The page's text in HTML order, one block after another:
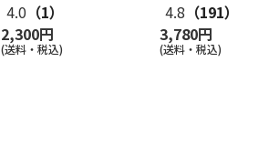
4.0 （1）
2,300円
(送料・税込)
4.8 （191）
3,780円
(送料・税込)